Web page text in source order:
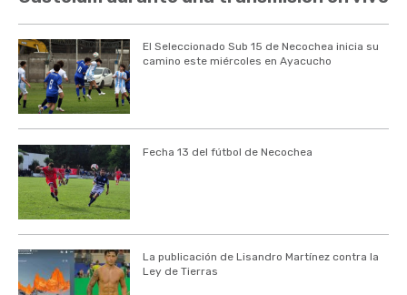
El Seleccionado Sub 15 de Necochea inicia su
camino este miércoles en Ayacucho
Fecha 13 del fútbol de Necochea
La publicación de Lisandro Martínez contra la
Ley de Tierras